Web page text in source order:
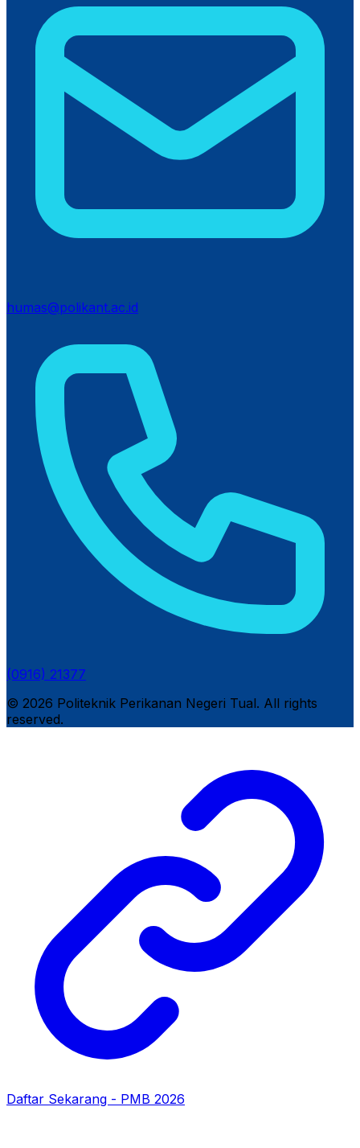
humas@polikant.ac.id
(0916) 21377
© 2026 Politeknik Perikanan Negeri Tual. All rights
reserved.
Daftar Sekarang - PMB 2026